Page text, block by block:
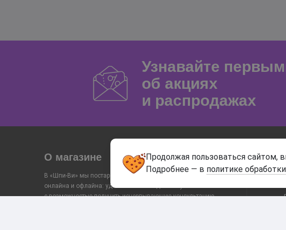
Узнавайте
об акциях
и распродажах
О магазине
В «Шпи-Ви» мы постарались объединить преимущества
онлайна и офлайна: удобный заказ и доставку
с возможностью получить исчерпывающую консультацию
Продолжая пользоваться сайтом,
Подробнее — в политике